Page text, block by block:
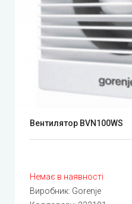
Вентилятор BVN100WS
Немає в наявності
Виробник: Gorenje